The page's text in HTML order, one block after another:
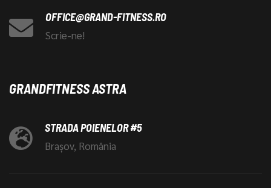
OFFICE@GRAND-FITNESS.RO
Scrie-ne!
GRANDFITNESS ASTRA
STRADA POIENELOR #5
Brașov, România